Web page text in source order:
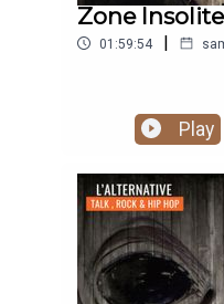
Zone
01:59:54 |
Play